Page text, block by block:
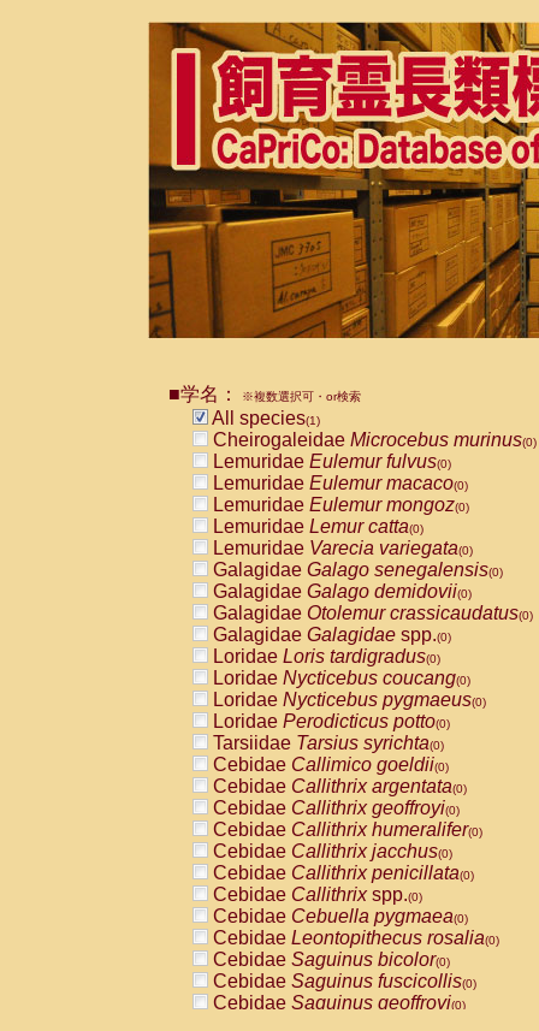
■学名： ※複数選択可・or検索
All species(1)
Cheirogaleidae Microcebus murinus(0)
Lemuridae Eulemur fulvus(0)
Lemuridae Eulemur macaco(0)
Lemuridae Eulemur mongoz(0)
Lemuridae Lemur catta(0)
Lemuridae Varecia variegata(0)
Galagidae Galago senegalensis(0)
Galagidae Galago demidovii(0)
Galagidae Otolemur crassicaudatus(0)
Galagidae Galagidae spp.(0)
Loridae Loris tardigradus(0)
Loridae Nycticebus coucang(0)
Loridae Nycticebus pygmaeus(0)
Loridae Perodicticus potto(0)
Tarsiidae Tarsius syrichta(0)
Cebidae Callimico goeldii(0)
Cebidae Callithrix argentata(0)
Cebidae Callithrix geoffroyi(0)
Cebidae Callithrix humeralifer(0)
Cebidae Callithrix jacchus(0)
Cebidae Callithrix penicillata(0)
Cebidae Callithrixspp.(0)
Cebidae Cebuella pygmaea(0)
Cebidae Leontopithecus rosalia(0)
Cebidae Saguinus bicolor(0)
Cebidae Saguinus fuscicollis(0)
Cebidae Saguinus geoffroyi(0)